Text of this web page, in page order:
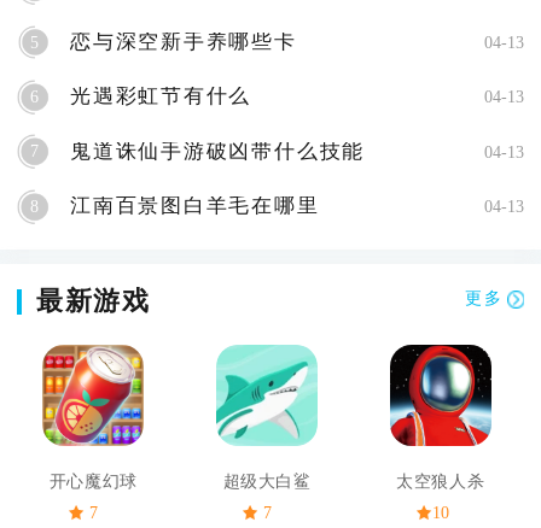
5 恋与深空新手养哪些卡 04-13
6 光遇彩虹节有什么 04-13
7 鬼道诛仙手游破凶带什么技能 04-13
8 江南百景图白羊毛在哪里 04-13
最新游戏 更多
开心魔幻球
7
超级大白鲨
7
太空狼人杀
10